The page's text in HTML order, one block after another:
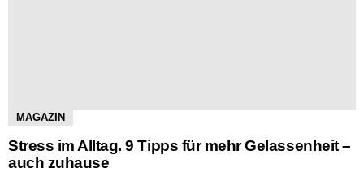
MAGAZIN
Stress im Alltag. 9 Tipps für mehr Gelassenheit –
auch zuhause